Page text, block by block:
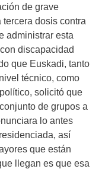
de grave
dosis contra
administrar esta
discapacidad
que Euskadi, tanto
técnico, como
solicitó que
de grupos a
lo antes
así
que están
llegan es que esa